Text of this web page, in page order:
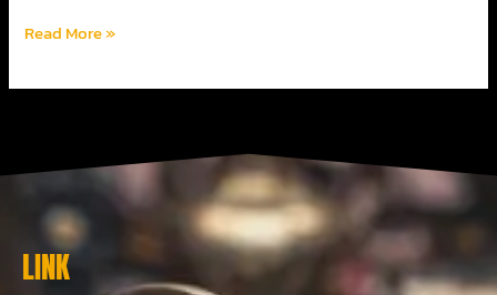
Read More »
LINK